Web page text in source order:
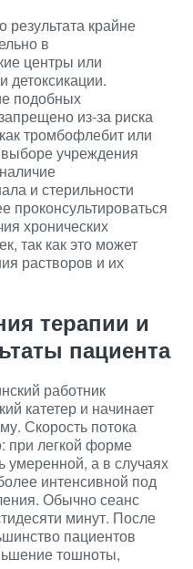
результата крайне
в
центры или
детоксикации.
подобных
из-за риска
тромбофлебит или
учреждения
и стерильности
проконсультироваться
хронических
так как это может
растворов и их
терапии и
пациента
работник
катетер и начинает
Скорость потока
при легкой форме
умеренной, а в случаях
интенсивной под
Обычно сеанс
минут. После
пациентов
тошноты,